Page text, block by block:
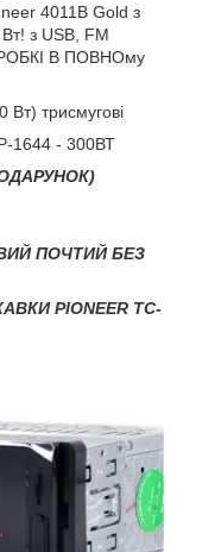
4011B Gold з
Вт! з USB, FM
В ПОВНОму
трисмугові
1644 - 300ВТ
ПОЧТИЙ БЕЗ
PIONEER TC-